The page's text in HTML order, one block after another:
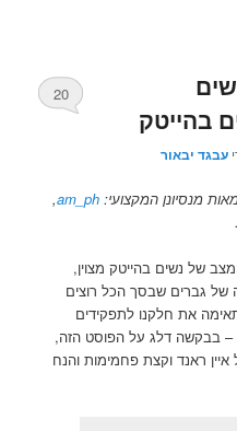
בהייטק
עבגד יבאור
20
מנסיונן המקצועי:am_ph
,
.
של נשים בהייטק מצוין,
גברים שבסך הכל רוצים
את חלקנו לתפקידים
– בבקשה דלג על הפוסט הזה,
ראנד וקצת פחמימות והנח